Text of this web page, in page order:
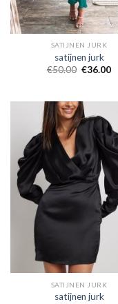
SATIJNEN JURK
satijnen jurk
€50.00 €36.00
SATIJNEN JURK
satijnen jurk